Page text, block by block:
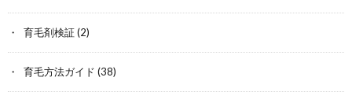
育毛剤検証(2)
育毛方法ガイド (38)